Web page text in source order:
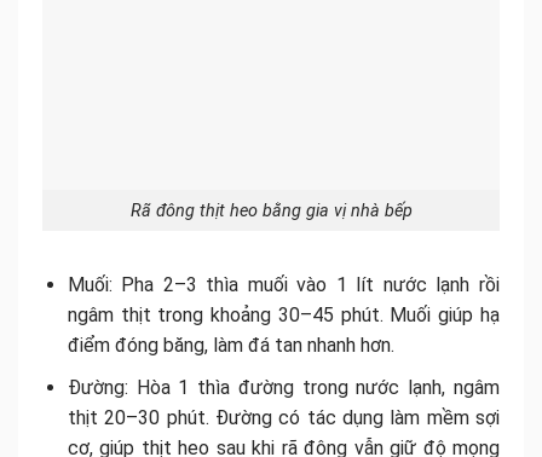
Rã đông thịt heo bằng gia vị nhà bếp
Muối: Pha 2–3 thìa muối vào 1 lít nước lạnh rồi
ngâm thịt trong khoảng 30–45 phút. Muối giúp hạ
điểm đóng băng, làm đá tan nhanh hơn.
Đường: Hòa 1 thìa đường trong nước lạnh, ngâm
thịt 20–30 phút. Đường có tác dụng làm mềm sợi
cơ, giúp thịt heo sau khi rã đông vẫn giữ độ mọng